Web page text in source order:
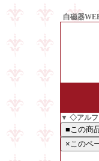
白磁器
▼ ◇アルフ